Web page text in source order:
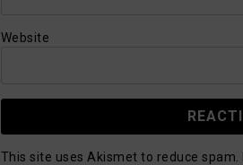
Website
This site uses Akismet to reduce spam.